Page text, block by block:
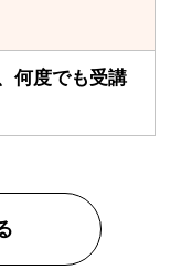
何度でも受講